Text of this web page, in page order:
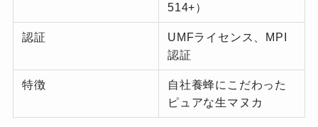
514+）
認証
UMFライセンス、MPI
認証
特徴
自社養蜂にこだわった
ピュアな生マヌカ